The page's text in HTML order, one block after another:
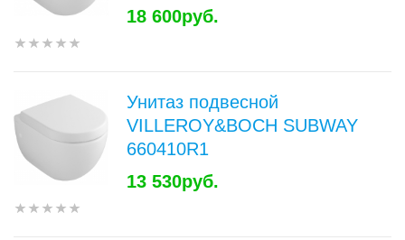
18 600руб.
Унитаз подвесной
VILLEROY&BOCH SUBWAY
660410R1
13 530руб.